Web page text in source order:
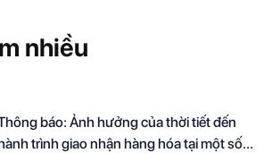
nhiều
báo: Ảnh hưởng của thời tiết đến
trình giao nhận hàng hóa tại một số